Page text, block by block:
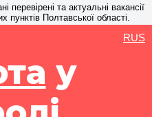
перевірені та актуальні вакансії
Полтавської області.
у
RUS